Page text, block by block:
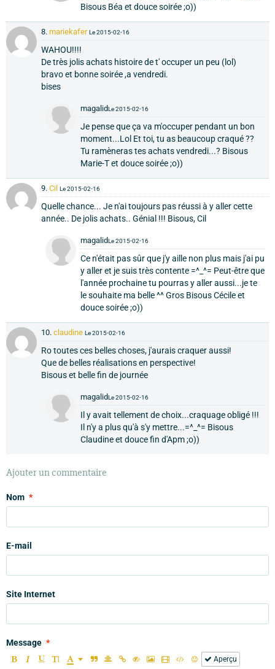
Bisous Béa et douce soirée ;o))
8. mariekafer Le 2015-02-16
WAHOU!!!!
De très jolis achats histoire de t' occuper un peu (lol)
bravo et bonne soirée ,a vendredi.
bises
magalidLe 2015-02-16
Je pense que ça va m'occuper pendant un bon
moment...Lol Et toi, tu as beaucoup craqué ??
Tu ramèneras tes achats vendredi...? Bisous
Marie-T et douce soirée ;o))
9. Cil Le 2015-02-16
Quelle chance... Je n'ai toujours pas réussi à y aller cette
année.. De jolis achats.. Génial !!! Bisous, Cil
magalidLe 2015-02-16
Ce n'était pas sûr que j'y aille non plus mais j'ai pu
y aller et je suis très contente =^_^= Peut-être que
l'année prochaine tu pourras y aller aussi...je te
le souhaite ma belle ^^ Gros Bisous Cécile et
douce soirée ;o))
10. claudine Le 2015-02-16
Ro toutes ces belles choses, j'aurais craquer aussi!
Que de belles réalisations en perspective!
Bisous et belle fin de journée
magalidLe 2015-02-16
Il y avait tellement de choix...craquage obligé !!!
Il n'y a plus qu'à s'y mettre...=^_^= Bisous
Claudine et douce fin d'Apm ;o))
Ajouter un commentaire
Nom
E-mail
Site Internet
Message
Aperçu